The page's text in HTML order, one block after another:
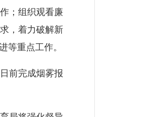
；组织观看廉
，着力破解新
等重点工作。
前完成烟雾报